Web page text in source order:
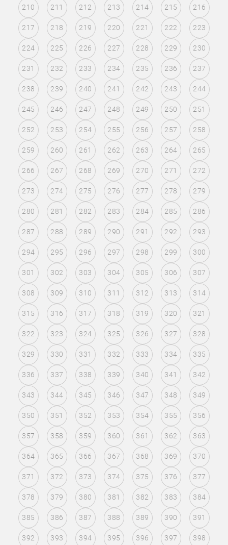
210 211 212 213 214 215 216
217 218 219 220 221 222 223
224 225 226 227 228 229 230
231 232 233 234 235 236 237
238 239 240 241 242 243 244
245 246 247 248 249 250 251
252 253 254 255 256 257 258
259 260 261 262 263 264 265
266 267 268 269 270 271 272
273 274 275 276 277 278 279
280 281 282 283 284 285 286
287 288 289 290 291 292 293
294 295 296 297 298 299 300
301 302 303 304 305 306 307
308 309 310 311 312 313 314
315 316 317 318 319 320 321
322 323 324 325 326 327 328
329 330 331 332 333 334 335
336 337 338 339 340 341 342
343 344 345 346 347 348 349
350 351 352 353 354 355 356
357 358 359 360 361 362 363
364 365 366 367 368 369 370
371 372 373 374 375 376 377
378 379 380 381 382 383 384
385 386 387 388 389 390 391
392 393 394 395 396 397 398